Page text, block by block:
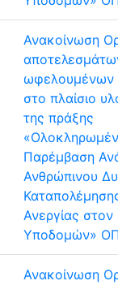
Ανακοίνωση
ωφελουμένων
στο πλαίσιο
της πράξης
Παρέμβαση
Ανθρώπινου
Ανεργίας
Υποδομών»
Ανακοίνωση